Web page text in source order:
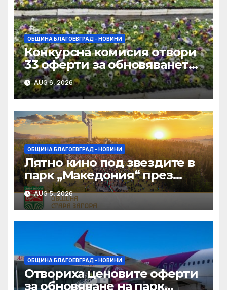
ОБЩИНА БЛАГОЕВГРАД - НОВИНИ
Конкурсна комисия отвори
33 оферти за обновяването
на дворовете на 11 училища
в Благоевград
AUG 6, 2026
ОБЩИНА БЛАГОЕВГРАД - НОВИНИ
Лятно кино под звездите в
парк „Македония“ през
август в Благоевград
AUG 5, 2026
ОБЩИНА БЛАГОЕВГРАД - НОВИНИ
Отвориха ценовите оферти
за обновяване на парк